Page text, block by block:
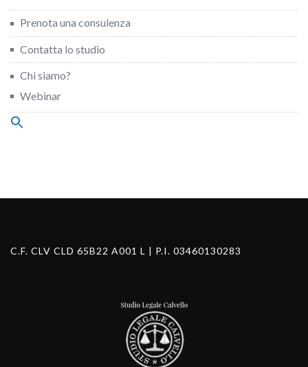
Prenota una consulenza
Contatta lo studio
Chi siamo?
Webinar
Search
C.F. CLV CLD 65B22 A001 L | P.I. 03460130283